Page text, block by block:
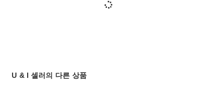
U & I 셀러의 다른 상품